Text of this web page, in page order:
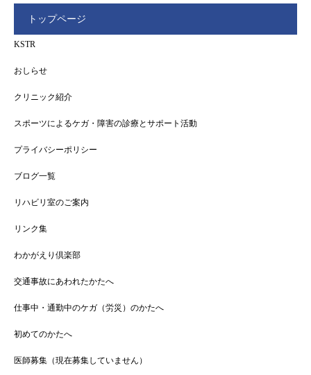
トップページ
KSTR
おしらせ
クリニック紹介
スポーツによるケガ・障害の診療とサポート活動
プライバシーポリシー
ブログ一覧
リハビリ室のご案内
リンク集
わかがえり倶楽部
交通事故にあわれたかたへ
仕事中・通勤中のケガ（労災）のかたへ
初めてのかたへ
医師募集（現在募集していません）